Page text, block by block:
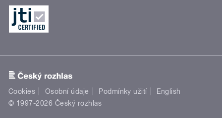
Cookies Osobní údaje Podmínky užití
English
© 1997-2026 Český rozhlas